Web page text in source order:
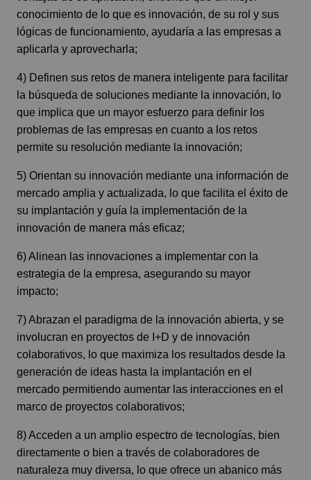
conocimiento de lo que es innovación, de su rol y sus
lógicas de funcionamiento, ayudaría a las empresas a
aplicarla y aprovecharla;
4) Definen sus retos de manera inteligente para facilitar
la búsqueda de soluciones mediante la innovación, lo
que implica que un mayor esfuerzo para definir los
problemas de las empresas en cuanto a los retos
permite su resolución mediante la innovación;
5) Orientan su innovación mediante una información de
mercado amplia y actualizada, lo que facilita el éxito de
su implantación y guía la implementación de la
innovación de manera más eficaz;
6) Alinean las innovaciones a implementar con la
estrategia de la empresa, asegurando su mayor
impacto;
7) Abrazan el paradigma de la innovación abierta, y se
involucran en proyectos de I+D y de innovación
colaborativos, lo que maximiza los resultados desde la
generación de ideas hasta la implantación en el
mercado permitiendo aumentar las interacciones en el
marco de proyectos colaborativos;
8) Acceden a un amplio espectro de tecnologías, bien
directamente o bien a través de colaboradores de
naturaleza muy diversa, lo que ofrece un abanico más